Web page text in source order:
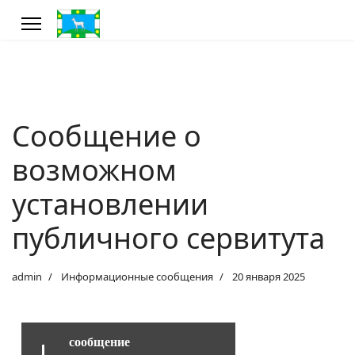
Сообщение о
возможном
установлении
публичного сервитута
admin Информационные сообщения 20 января 2025
сообщение